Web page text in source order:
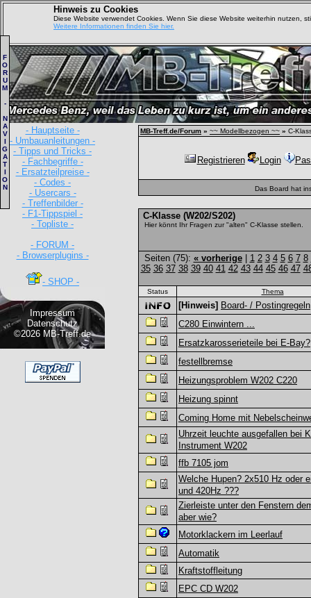
Hinweis zu Cookies
Diese Website verwendet Cookies. Wenn Sie diese Website weiterhin nutzen,
Weitere Informationen finden Sie hier.
- Hauptseite -
- Umbauanleitungen -
- Tipps und Tricks -
- Fachbegriffe -
- Ersatzteilpreise -
- Codes -
- Usercars -
- Treffenbilder -
- F1-Tippspiel -
- Topliste -
- FORUM -
- Browserplugins -
- SHOP -
Impressum
Datenschutz
©2026 MB-Treff.de
F
O
R
U
M
-
N
A
V
I
G
A
T
I
O
N
MB-Treff.de/Forum » ~~ Modellbezogen ~~ » C-
Registrieren Login
Das Board hat
C-Klasse (W202/S202)
Hier könnt Ihr Fragen zur "alten" C-Klasse stellen.
Seiten (75): « vorherige 1 2 3 4 5 6 7 8
35 36 37 38 39 40 41 42 43 44 45 46 47
Status Thema
[Hinweis] Board- / Postingregeln
C280 Einwintern ...
Ersatzkarosserieteile bei E-Bay?
festellbremse
Heizungsproblem W202 C220
Heizung spinnt
Coming Home mit
Uhrzeit leuchte ausgefallen bei
Instrument W202
ffb 7105 jom
Welche Hupen? 2x510 Hz oder
und 420Hz ???
Zierleiste unter den Fenstern
aber wie?
Motorklackern im Leerlauf
Automatik
Kraftstoffleitung
EPC CD W202